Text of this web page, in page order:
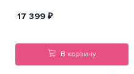
17 399 ₽
В корзину